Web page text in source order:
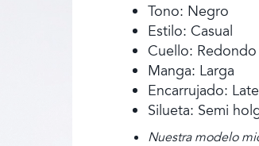
Tono: Negro
Estilo: Casual
Cuello: Redondo
Manga: Larga
Encarrujado:
Silueta: Semi
Nuestra modelo